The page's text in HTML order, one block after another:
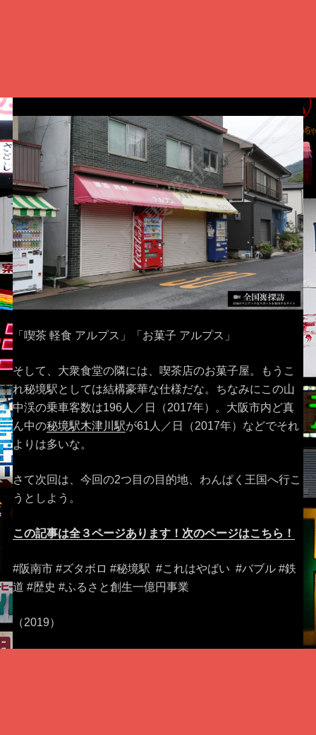
「喫茶 軽食 アルプス」「お菓子 アルプス」
そして、大衆食堂の隣には、喫茶店のお菓子屋。もうこ
れ秘境駅としては結構豪華な仕様だな。ちなみにこの山
中渓の乗車客数は196人／日（2017年）。大阪市内ど真
ん中の秘境駅木津川駅が61人／日（2017年）などでそれ
よりは多いな。
さて次回は、今回の2つ目の目的地、わんぱく王国へ行こ
うとしよう。
この記事は全３ページあります！次のページはこちら！
#阪南市 #ズタボロ #秘境駅 #これはやばい #バブル #鉄
道 #歴史 #ふるさと創生一億円事業
（2019）